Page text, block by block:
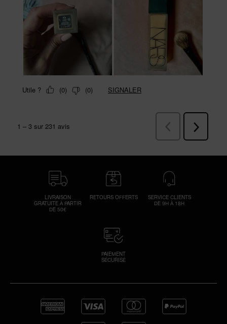
LIVRAISON
GRATUITE À PARTIR
DE 50€
RETOURS OFFERTS
SERVICE CLIENTS
DE 9H À 18H
PAIEMENT
SÉCURISÉ